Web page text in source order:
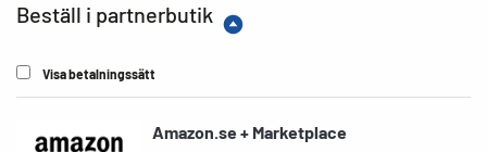
Beställ i partnerbutik
Visa betalningssätt
Amazon.se + Marketplace